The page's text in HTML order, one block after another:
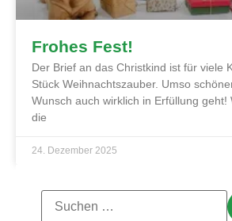
Frohes Fest!
Der Brief an das Christkind ist für viele
Stück Weihnachtszauber. Umso
Wunsch auch wirklich in Erfüllung geht!
die
24. Dezember 2025